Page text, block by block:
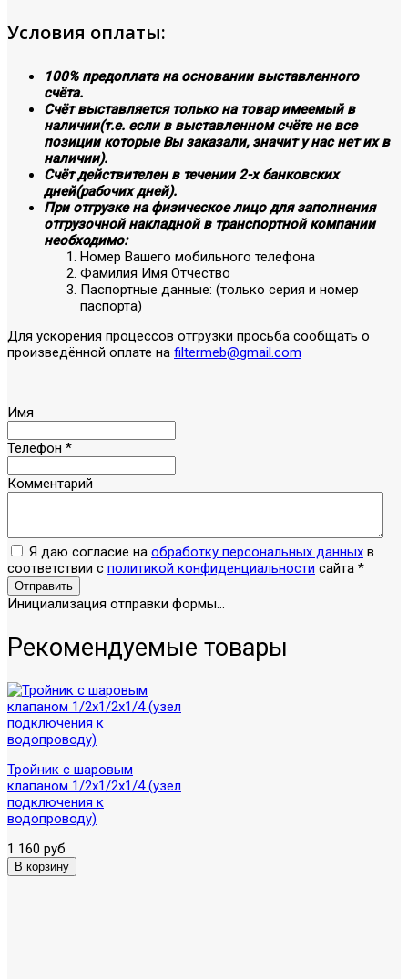
Условия оплаты:
100% предоплата на основании выставленного
счёта.
Счёт выставляется только на товар имеемый в
наличии(т.е. если в выставленном счёте не все
позиции которые Вы заказали, значит у нас нет их в
наличии).
Счёт действителен в течении 2-х банковских
дней(рабочих дней).
При отгрузке на физическое лицо для заполнения
отгрузочной накладной в транспортной компании
необходимо:
Номер Вашего мобильного телефона
Фамилия Имя Отчество
Паспортные данные: (только серия и номер
паспорта)
Для ускорения процессов отгрузки просьба сообщать о
произведённой оплате на filtermeb@gmail.com
Имя
Телефон *
Комментарий
Я даю согласие на обработку персональных данных в
соответствии с политикой конфиденциальности сайта *
Отправить
Инициализация отправки формы...
Рекомендуемые товары
Тройник с шаровым
клапаном 1/2х1/2х1/4 (узел
подключения к
водопроводу)
1 160 руб